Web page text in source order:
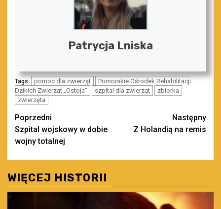
Patrycja Lniska
Tags: pomoc dla zwierząt
Pomorskie Ośrodek Rehabilitacji
Dzikich Zwierząt „Ostoja”
szpital dla zwierząt
zbiorka
zwierzęta
Zobacz
wpisy
Poprzedni
Szpital wojskowy w dobie
wojny totalnej
Następny
Z Holandią na remis
WIĘCEJ HISTORII